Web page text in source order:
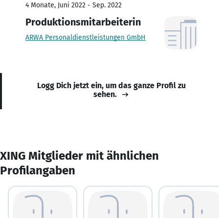
4 Monate, Juni 2022 - Sep. 2022
Produktionsmitarbeiterin
ARWA Personaldienstleistungen GmbH
Logg Dich jetzt ein, um das ganze Profil zu
sehen.
XING Mitglieder mit ähnlichen
Profilangaben